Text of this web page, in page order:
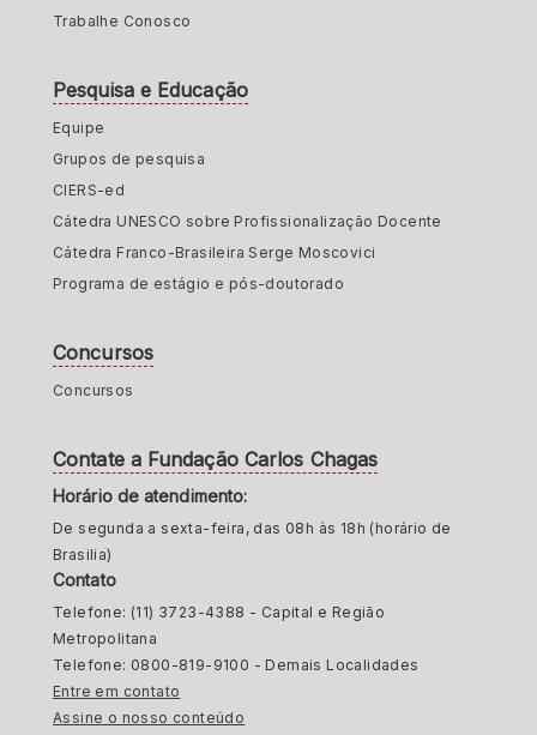
Trabalhe Conosco
Pesquisa e Educação
Equipe
Grupos de pesquisa
CIERS-ed
Cátedra UNESCO sobre Profissionalização Docente
Cátedra Franco-Brasileira Serge Moscovici
Programa de estágio e pós-doutorado
Concursos
Concursos
Contate a Fundação Carlos Chagas
Horário de atendimento:
De segunda a sexta-feira, das 08h às 18h (horário de
Brasilia)
Contato
Telefone: (11) 3723-4388 - Capital e Região
Metropolitana
Telefone: 0800-819-9100 - Demais Localidades
Entre em contato
Assine o nosso conteúdo